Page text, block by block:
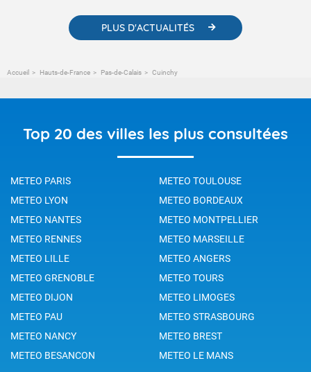
PLUS D'ACTUALITÉS
Accueil Hauts-de-France Pas-de-Calais Cuinchy
Top 20 des villes les plus consultées
METEO PARIS
METEO TOULOUSE
METEO LYON
METEO BORDEAUX
METEO NANTES
METEO MONTPELLIER
METEO RENNES
METEO MARSEILLE
METEO LILLE
METEO ANGERS
METEO GRENOBLE
METEO TOURS
METEO DIJON
METEO LIMOGES
METEO PAU
METEO STRASBOURG
METEO NANCY
METEO BREST
METEO BESANCON
METEO LE MANS